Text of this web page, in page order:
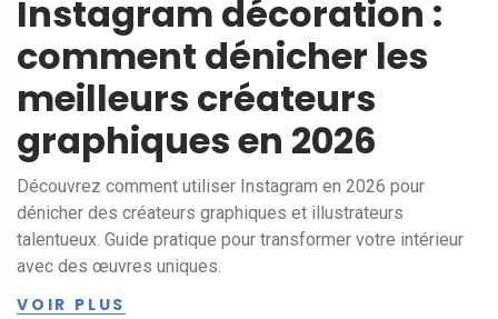
Instagram décoration :
comment dénicher les
meilleurs créateurs
graphiques en 2026
Découvrez comment utiliser Instagram en 2026 pour
dénicher des créateurs graphiques et illustrateurs
talentueux. Guide pratique pour transformer votre intérieur
avec des œuvres uniques.
VOIR PLUS